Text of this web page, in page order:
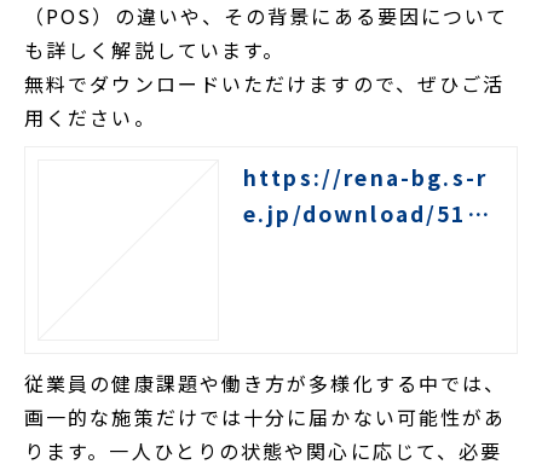
（POS）の違いや、その背景にある要因について
も詳しく解説しています。
無料でダウンロードいただけますので、ぜひご活
用ください。
https://rena-bg.s-r
e.jp/download/5170
従業員の健康課題や働き方が多様化する中では、
画一的な施策だけでは十分に届かない可能性があ
ります。一人ひとりの状態や関心に応じて、必要